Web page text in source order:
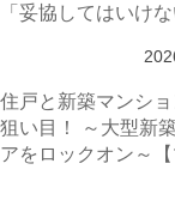
妥協してはいけな
戸と新築マンシ
い目！ ～大型新
をロックオン～